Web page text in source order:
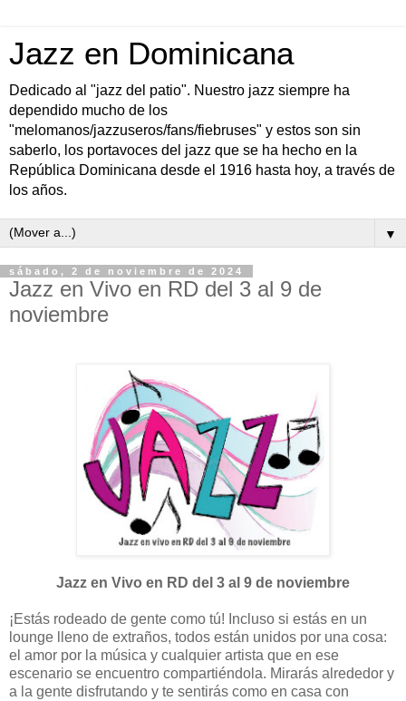
Jazz en Dominicana
Dedicado al "jazz del patio". Nuestro jazz siempre ha
dependido mucho de los
"melomanos/jazzuseros/fans/fiebruses" y estos son sin
saberlo, los portavoces del jazz que se ha hecho en la
República Dominicana desde el 1916 hasta hoy, a través de
los años.
▼
sábado, 2 de noviembre de 2024
Jazz en Vivo en RD del 3 al 9 de
noviembre
Jazz en Vivo en RD del 3 al 9 de noviembre
¡Estás rodeado de gente como tú! Incluso si estás en un
lounge lleno de extraños, todos están unidos por una cosa:
el amor por la música y cualquier artista que en ese
escenario se encuentro compartiéndola. Mirarás alrededor y
a la gente disfrutando y te sentirás como en casa con